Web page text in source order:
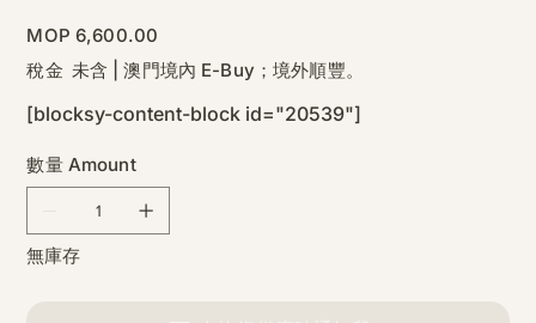
價
格
MOP 6,600.00
稅金 未含
澳門境內 E-Buy；境外順豐。
[blocksy-content-block id="20539"]
數量 Amount
無庫存